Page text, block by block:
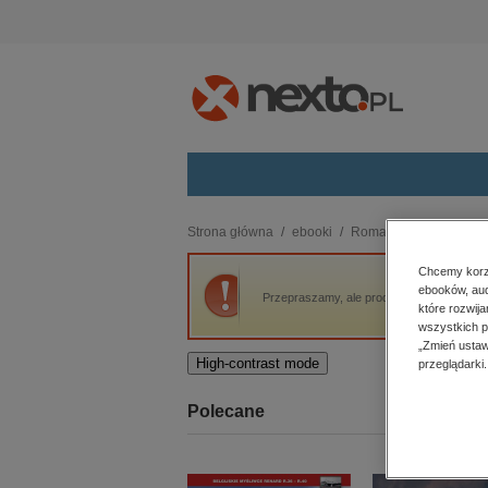
budownictwo, aranżacja wnętrz
biznesowe, branżowe, gospodarka
darmowe wydania
edukacja
kobiece, lifestyle, kultura
Strona główna ebooki Romans i erotyka
Przepraszamy, ale produkt „Przyszłość
High-contrast mode
Polecane
Chcemy
ebooków,
które
wszystkich
„Zmień
przeglądarki.